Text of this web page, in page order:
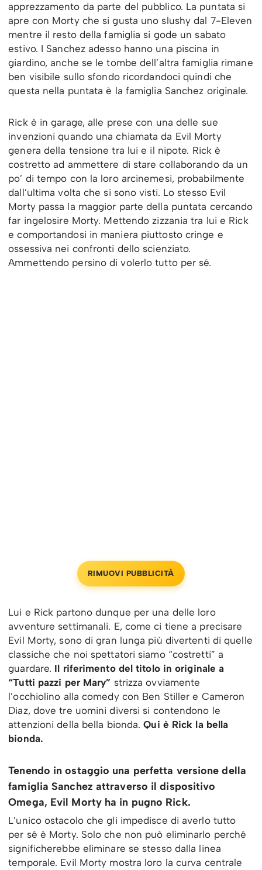
apprezzamento da parte del pubblico. La puntata si
apre con Morty che si gusta uno slushy dal 7-Eleven
mentre il resto della famiglia si gode un sabato
estivo. I Sanchez adesso hanno una piscina in
giardino, anche se le tombe dell’altra famiglia rimane
ben visibile sullo sfondo ricordandoci quindi che
questa nella puntata è la famiglia Sanchez originale.
Rick è in garage, alle prese con una delle sue
invenzioni quando una chiamata da Evil Morty
genera della tensione tra lui e il nipote. Rick è
costretto ad ammettere di stare collaborando da un
po’ di tempo con la loro arcinemesi, probabilmente
dall’ultima volta che si sono visti. Lo stesso Evil
Morty passa la maggior parte della puntata cercando
far ingelosire Morty. Mettendo zizzania tra lui e Rick
e comportandosi in maniera piuttosto cringe e
ossessiva nei confronti dello scienziato.
Ammettendo persino di volerlo tutto per sé.
RIMUOVI PUBBLICITÀ
Lui e Rick partono dunque per una delle loro
avventure settimanali. E, come ci tiene a precisare
Evil Morty, sono di gran lunga più divertenti di quelle
classiche che noi spettatori siamo “costretti” a
guardare. Il riferimento del titolo in originale a
“Tutti pazzi per Mary” strizza ovviamente
l’occhiolino alla comedy con Ben Stiller e Cameron
Diaz, dove tre uomini diversi si contendono le
attenzioni della bella bionda.Qui è Rick la bella
bionda.
Tenendo in ostaggio una perfetta versione della
famiglia Sanchez attraverso il dispositivo
Omega, Evil Morty ha in pugno Rick.
L’unico ostacolo che gli impedisce di averlo tutto
per sé è Morty. Solo che non può eliminarlo perché
significherebbe eliminare se stesso dalla linea
temporale. Evil Morty mostra loro la curva centrale